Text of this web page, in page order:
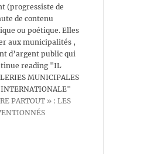
(progressiste de
de contenu
ou poétique. Elles
aux municipalités ,
d’argent public qui
reading "IL
MUNICIPALES
INTERNATIONALE"
PARTOUT » : LES